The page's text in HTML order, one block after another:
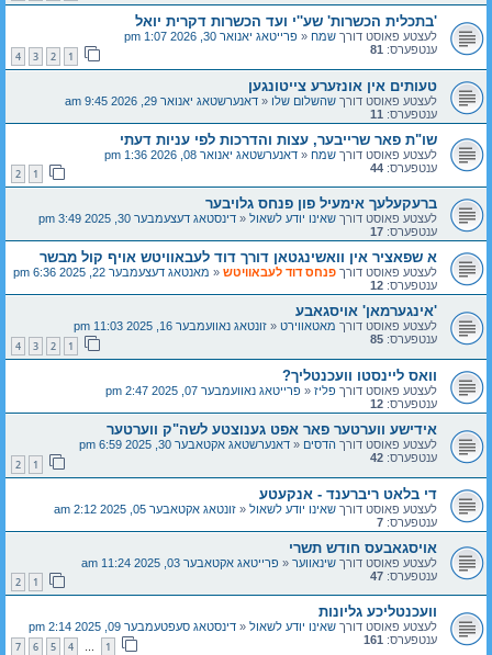
'בתכלית הכשרות' שע''י ועד הכשרות דקרית יואל
לעצטע פאוסט דורך שמח « פרייטאג יאנואר 30, 2026 1:07 pm
ענטפערס: 81
1
2
3
4
טעותים אין אונזערע צייטונגען
לעצטע פאוסט דורך שהשלום שלו « דאנערשטאג יאנואר 29, 2026 9:45 am
ענטפערס: 11
שו"ת פאר שרייבער, עצות והדרכות לפי עניות דעתי
לעצטע פאוסט דורך שמח « דאנערשטאג יאנואר 08, 2026 1:36 pm
ענטפערס: 44
1
2
ברעקעלעך אימעיל פון פנחס גלויבער
לעצטע פאוסט דורך שאינו יודע לשאול « דינסטאג דעצעמבער 30, 2025 3:49 pm
ענטפערס: 17
א שפאציר אין וואשינגטאן דורך דוד לעבאוויטש אויף קול מבשר
לעצטע פאוסט דורך פנחס דוד לעבאוויטש « מאנטאג דעצעמבער 22, 2025 6:36 pm
ענטפערס: 12
'אינגערמאן' אויסגאבע
לעצטע פאוסט דורך מאטאווירט « זונטאג נאוועמבער 16, 2025 11:03 pm
ענטפערס: 85
1
2
3
4
וואס ליינסטו וועכנטליך?
לעצטע פאוסט דורך פליז « פרייטאג נאוועמבער 07, 2025 2:47 pm
ענטפערס: 12
אידישע ווערטער פאר אפט גענוצטע לשה"ק ווערטער
לעצטע פאוסט דורך הדסים « דאנערשטאג אקטאבער 30, 2025 6:59 pm
ענטפערס: 42
1
2
די בלאט ריברענד - אנקעטע
לעצטע פאוסט דורך שאינו יודע לשאול « זונטאג אקטאבער 05, 2025 2:12 am
ענטפערס: 7
אויסגאבעס חודש תשרי
לעצטע פאוסט דורך שינאווער « פרייטאג אקטאבער 03, 2025 11:24 am
ענטפערס: 47
1
2
וועכנטליכע גליונות
לעצטע פאוסט דורך שאינו יודע לשאול « דינסטאג סעפטעמבער 09, 2025 2:14 pm
ענטפערס: 161
1
…
4
5
6
7